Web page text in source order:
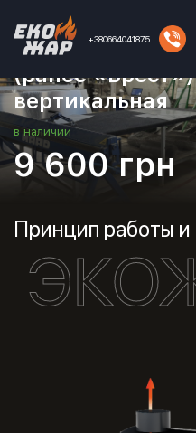
+380664041875
Артикул: 30010047
Дровяная печь
(ранее
вертикальная
в наличии
9 600грн
КУПИТЬ
Принцип работы и